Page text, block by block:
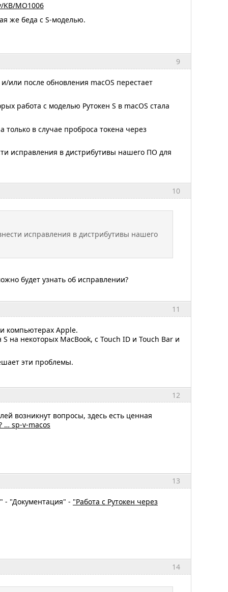
MO1006
же беда с S-моделью.
9
или после обновления macOS перестает
работа с моделью Рутокен S в macOS стала
в случае проброса токена через
исправления в дистрибутивы нашего ПО для
10
исправления в дистрибутивы нашего
будет узнать об исправлении?
11
компьютерах Apple.
на некоторых MacBook, с Touch ID и Touch Bar и
эти проблемы.
12
возникнут вопросы, здесь есть ценная
sp-v-macos
13
- "Документация" - "Работа с Рутокен через
14